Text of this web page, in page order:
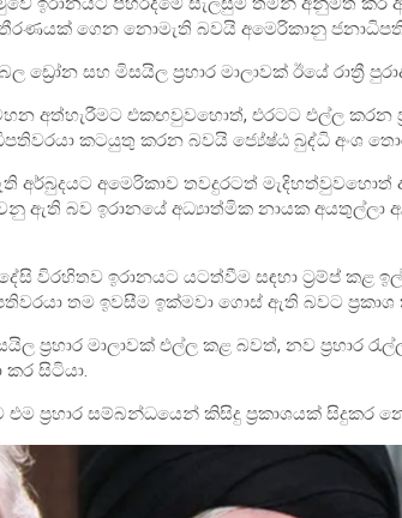
ගෙන නොමැති බවයි අමෙරිකානු
ඩ්‍රෝන සහ මිසයිල ප්‍රහාර මාලාවක් ඊයේ රාත්‍රී
අත්හැරීමට එකඟවුවහොත්, එරටට එල්ල කරන
කටයුතු කරන බවයි ජ්‍යේෂ්ඨ බුද්ධි අංශ
අර්බුදයට අමෙරිකාව තවදුරටත්
ඇති බව ඉරානයේ අධ්‍යාත්මික නායක
විරහිතව ඉරානයට යටත්වීම සඳහා ට්‍රම්ප් කළ
තම ඉවසීම ඉක්මවා ගොස් ඇති බවට
ප්‍රහාර මාලාවක් එල්ල කළ බවත්, නව ප්‍රහාර
කර සිටියා.
එම ප්‍රහාර සම්බන්ධයෙන් කිසිදු ප්‍රකාශයක් සිදුකර